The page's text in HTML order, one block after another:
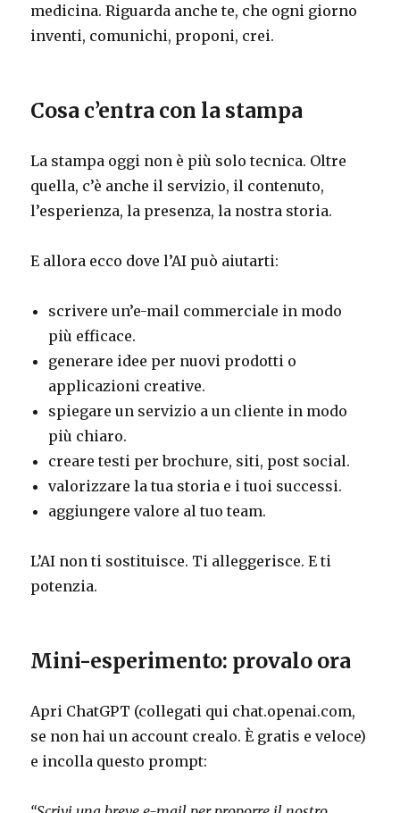
medicina. Riguarda anche te, che ogni giorno
inventi, comunichi, proponi, crei.
Cosa c’entra con la stampa
La stampa oggi non è più solo tecnica. Oltre
quella, c’è anche il servizio, il contenuto,
l’esperienza, la presenza, la nostra storia.
E allora ecco dove l’AI può aiutarti:
scrivere un’e-mail commerciale in modo
più efficace.
generare idee per nuovi prodotti o
applicazioni creative.
spiegare un servizio a un cliente in modo
più chiaro.
creare testi per brochure, siti, post social.
valorizzare la tua storia e i tuoi successi.
aggiungere valore al tuo team.
L’AI non ti sostituisce. Ti alleggerisce. E ti
potenzia.
Mini-esperimento: provalo ora
Apri ChatGPT (collegati qui chat.openai.com,
se non hai un account crealo. È gratis e veloce)
e incolla questo prompt: